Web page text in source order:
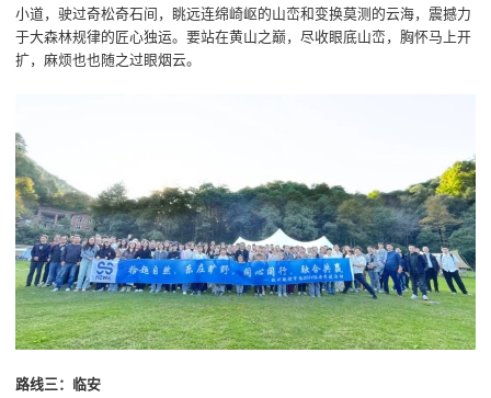
小道，驶过奇松奇石间，眺远连绵崎岖的山峦和变换莫测的云海，震撼力
于大森林规律的匠心独运。要站在黄山之巅，尽收眼底山峦，胸怀马上开
扩，麻烦也也随之过眼烟云。
路线三：临安